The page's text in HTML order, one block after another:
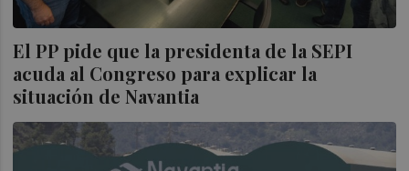
El PP pide que la presidenta de la SEPI
acuda al Congreso para explicar la
situación de Navantia